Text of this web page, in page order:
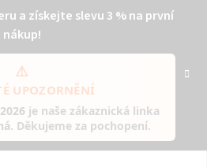
a získejte slevu 3 % na první
nákup!
⚠️
UPOZORNĚNÍ
je naše zákaznická linka
. Děkujeme za pochopení.